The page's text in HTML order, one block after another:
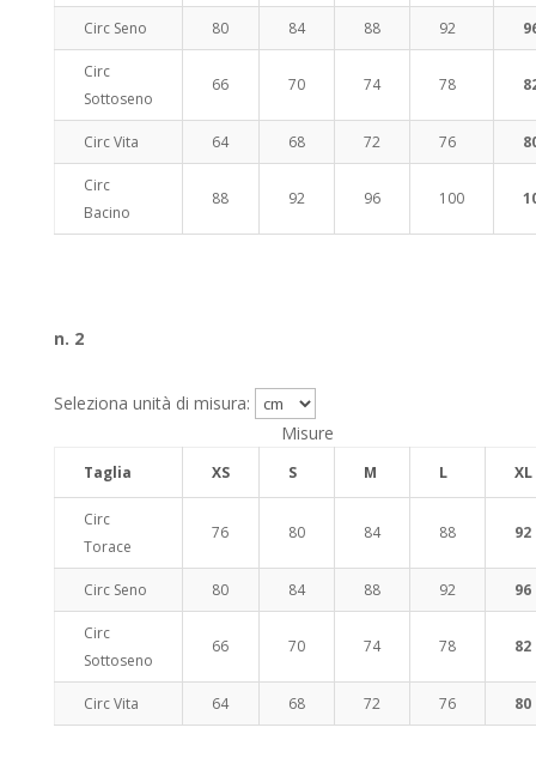
Circ Seno 80 84 88 92
Circ
Sottoseno
66 70 74 78
Circ Vita 64 68 72 76
Circ
Bacino
88 92 96 100
n. 2
Seleziona unità di misura:
Misure
Taglia XS S M L XL
Circ
Torace
76 80 84 88 92
Circ Seno 80 84 88 92 96
Circ
Sottoseno
66 70 74 78 82
Circ Vita 64 68 72 76 80